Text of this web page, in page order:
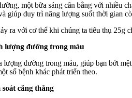
một bữa sáng cân bằng với nhiều
giúp duy trì năng lượng suốt thời gian
ra với c‌ơ th‌ể khi chúng ta tiêu thụ 25g
lượng đường trong máu
lượng đường trong máu, giúp bạn bớt
số bệnh khác phát triển theo.
căng thẳng